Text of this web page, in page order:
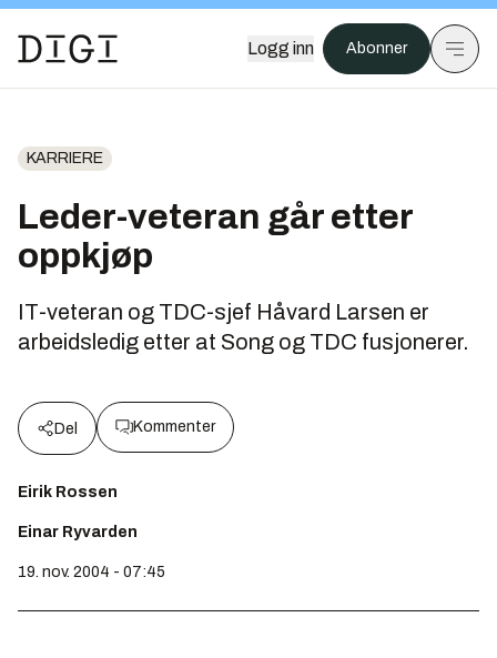
Logg inn Abonner
KARRIERE
Leder-veteran går etter
oppkjøp
IT-veteran og TDC-sjef Håvard Larsen er
arbeidsledig etter at Song og TDC fusjonerer.
Del Kommenter
Eirik Rossen
Einar Ryvarden
19. nov. 2004 - 07:45